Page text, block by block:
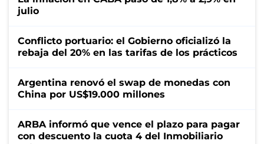
julio
Conflicto portuario: el Gobierno oficializó la
rebaja del 20% en las tarifas de los prácticos
Argentina renovó el swap de monedas con
China por US$19.000 millones
ARBA informó que vence el plazo para pagar
con descuento la cuota 4 del Inmobiliario